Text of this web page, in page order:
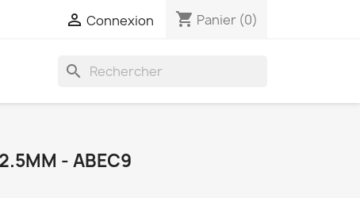
 Connexion shopping_cart Panier (0)
search
- ABEC9